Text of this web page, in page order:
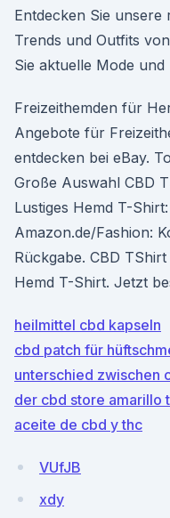
Entdecken Sie unsere
Trends und Outfits
Sie aktuelle Mode
Freizeithemden für
Angebote für
entdecken bei eBay.
Große Auswahl CBD
Lustiges Hemd T-
Amazon.de/Fashion:
Rückgabe. CBD
Hemd T-Shirt. Jetzt
heilmittel cbd kapseln
cbd patch für
unterschied zwischen
der cbd store amarillo
aceite de cbd y thc
VUfJB
xdy